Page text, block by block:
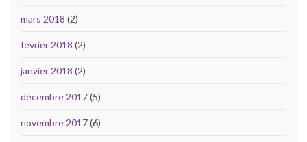
mars 2018 (2)
février 2018 (2)
janvier 2018 (2)
décembre 2017(5)
novembre 2017(6)